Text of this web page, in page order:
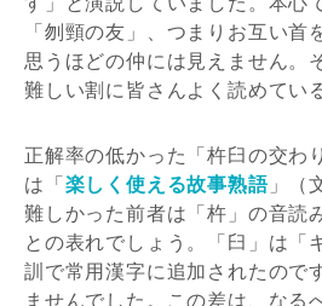
「刎頸の友」、つまりお互い首
思うほどの仲には見えません。
難しい割に皆さんよく読めてい
正解率の低かった「杵臼の交わ
は「楽しく使える故事熟語」（
難しかった前者は「杵」の音読
との表れでしょう。「臼」は「
訓で常用漢字に追加されたので
ませんでした。この差は、なる